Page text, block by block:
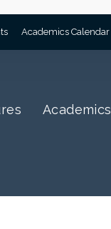
Academics Calendar
Academics